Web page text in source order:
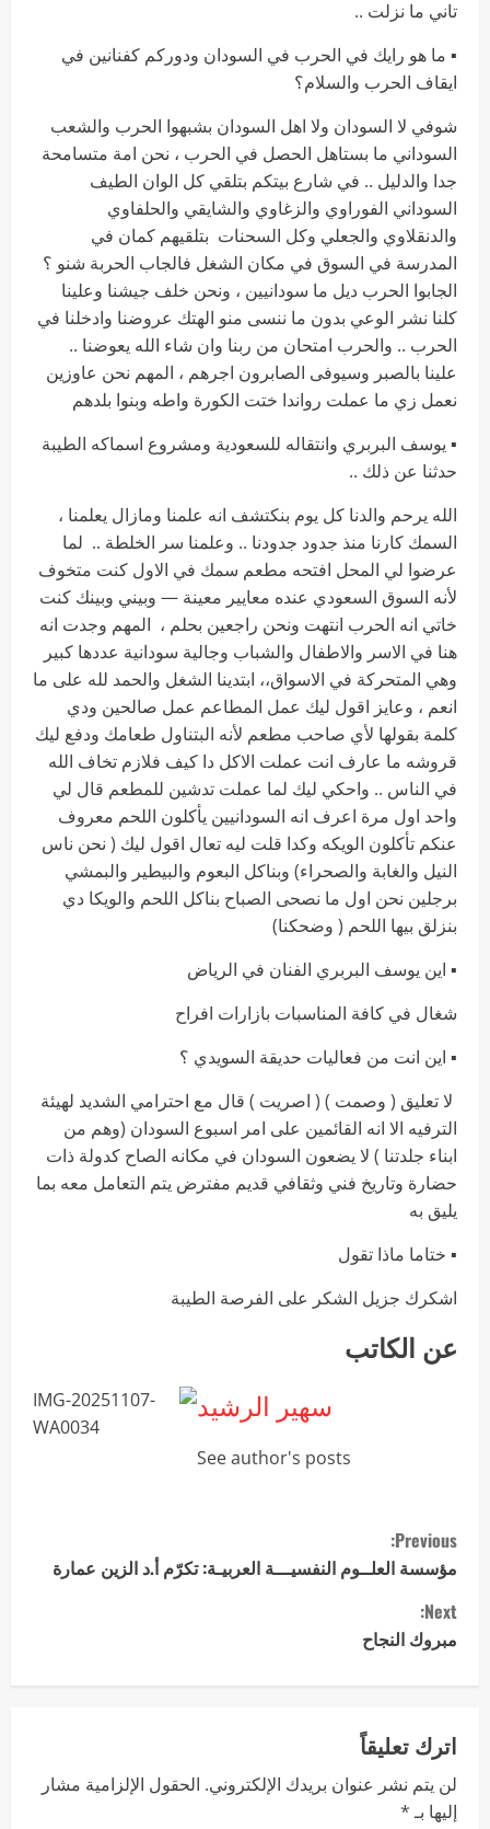
تاني ما نزلت ..
▪︎ ما هو رايك في الحرب في السودان ودوركم كفنانين في
ايقاف الحرب والسلام؟
شوفي لا السودان ولا اهل السودان بشبهوا الحرب والشعب
السوداني ما بستاهل الحصل في الحرب ، نحن امة متسامحة
جدا والدليل .. في شارع بيتكم بتلقي كل الوان الطيف
السوداني الفوراوي والزغاوي والشايقي والحلفاوي
والدنقلاوي والجعلي وكل السحنات بتلقيهم كمان في
المدرسة في السوق في مكان الشغل فالجاب الحربة شنو ؟
الجابوا الحرب ديل ما سودانيين ، ونحن خلف جيشنا وعلينا
كلنا نشر الوعي بدون ما ننسى منو الهتك عروضنا وادخلنا في
الحرب .. والحرب امتحان من ربنا وان شاء الله يعوضنا ..
علينا بالصبر وسيوفى الصابرون اجرهم ، المهم نحن عاوزين
نعمل زي ما عملت رواندا ختت الكورة واطه وبنوا بلدهم
▪︎ يوسف البربري وانتقاله للسعودية ومشروع اسماكه الطيبة
حدثنا عن ذلك ..
الله يرحم والدنا كل يوم بنكتشف انه علمنا ومازال يعلمنا ،
السمك كارنا منذ جدود جدودنا .. وعلمنا سر الخلطة .. لما
عرضوا لي المحل افتحه مطعم سمك في الاول كنت متخوف
لأنه السوق السعودي عنده معايير معينة — وبيني وبينك كنت
خاتي انه الحرب انتهت ونحن راجعين بحلم ، المهم وجدت انه
هنا في الاسر والاطفال والشباب وجالية سودانية عددها كبير
وهي المتحركة في الاسواق،، ابتدينا الشغل والحمد لله على ما
انعم ، وعايز اقول ليك عمل المطاعم عمل صالحين ودي
كلمة بقولها لأي صاحب مطعم لأنه البتناول طعامك ودفع ليك
قروشه ما عارف انت عملت الاكل دا كيف فلازم تخاف الله
في الناس .. واحكي ليك لما عملت تدشين للمطعم قال لي
واحد اول مرة اعرف انه السودانيين يأكلون اللحم معروف
عنكم تأكلون الويكه وكدا قلت ليه تعال اقول ليك ( نحن ناس
النيل والغابة والصحراء) وبناكل البعوم والبيطير والبمشي
برجلين نحن اول ما نصحى الصباح بناكل اللحم والويكا دي
بنزلق بيها اللحم ( وضحكنا)
▪︎ اين يوسف البربري الفنان في الرياض
شغال في كافة المناسبات بازارات افراح
▪︎ اين انت من فعاليات حديقة السويدي ؟
لا تعليق ( وصمت ) ( اصريت ) قال مع احترامي الشديد لهيئة
الترفيه الا انه القائمين على امر اسبوع السودان (وهم من
ابناء جلدتنا ) لا يضعون السودان في مكانه الصاح كدولة ذات
حضارة وتاريخ فني وثقافي قديم مفترض يتم التعامل معه بما
يليق به
▪︎ ختاما ماذا تقول
اشكرك جزيل الشكر على الفرصة الطيبة
عن الكاتب
سهير الرشيد
See author's posts
Previous:
مؤسسة العلــوم النفسيـــة العربيـة: تكرّم أ.د الزين عمارة
Next:
مبروك النجاح
اترك تعليقاً
لن يتم نشر عنوان بريدك الإلكتروني. الحقول الإلزامية مشار
إليها بـ*